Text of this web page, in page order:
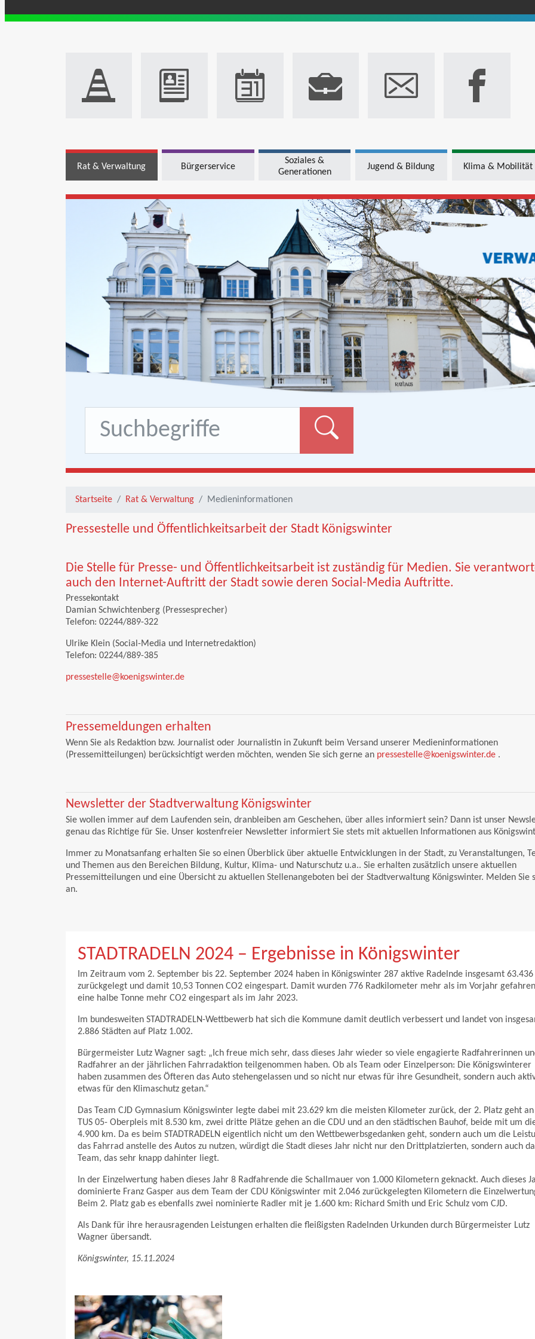
Rat & Verwaltung Bürgerservice
Soziales &
Generationen
Jugend & Bildung Klima & Mobilität
Formularschaltfläche
Startseite Rat & Verwaltung Medieninformationen
Pressestelle und Öffentlichkeitsarbeit der Stadt Königswinter
Die Stelle für Presse- und Öffentlichkeitsarbeit ist zuständig für Medien. Sie
auch den Internet-Auftritt der Stadt sowie deren Social-Media Auftritte.
Pressekontakt
Damian Schwichtenberg (Pressesprecher)
Telefon: 02244/889-322
Ulrike Klein (Social-Media und Internetredaktion)
Telefon: 02244/889-385
pressestelle@koenigswinter.de
Pressemeldungen erhalten
Wenn Sie als Redaktion bzw. Journalist oder Journalistin in Zukunft beim Versand unserer Medieninformationen
(Pressemitteilungen) berücksichtigt werden möchten, wenden Sie sich gerne an pressestelle@koenigswinter.de.
Newsletter der Stadtverwaltung Königswinter
Sie wollen immer auf dem Laufenden sein, dranbleiben am Geschehen, über alles informiert sein? Dann ist unser
genau das Richtige für Sie. Unser kostenfreier Newsletter informiert Sie stets mit aktuellen Informationen aus
Immer zu Monatsanfang erhalten Sie so einen Überblick über aktuelle Entwicklungen in der Stadt, zu Veranstaltungen,
und Themen aus den Bereichen Bildung, Kultur, Klima- und Naturschutz u.a.. Sie erhalten zusätzlich unsere aktuellen
Pressemitteilungen und eine Übersicht zu aktuellen Stellenangeboten bei der Stadtverwaltung Königswinter. Melden Sie
an.
STADTRADELN 2024 – Ergebnisse in Königswinter
Im Zeitraum vom 2. September bis 22. September 2024 haben in Königswinter 287 aktive Radelnde insgesamt 63.436
zurückgelegt und damit 10,53 Tonnen CO2 eingespart. Damit wurden 776 Radkilometer mehr als im Vorjahr
eine halbe Tonne mehr CO2 eingespart als im Jahr 2023.
Im bundesweiten STADTRADELN-Wettbewerb hat sich die Kommune damit deutlich verbessert und landet von
2.886 Städten auf Platz 1.002.
Bürgermeister Lutz Wagner sagt: „Ich freue mich sehr, dass dieses Jahr wieder so viele engagierte Radfahrerinnen
Radfahrer an der jährlichen Fahrradaktion teilgenommen haben. Ob als Team oder Einzelperson: Die Königswinterer
haben zusammen des Öfteren das Auto stehengelassen und so nicht nur etwas für ihre Gesundheit, sondern auch
etwas für den Klimaschutz getan.“
Das Team CJD Gymnasium Königswinter legte dabei mit 23.629 km die meisten Kilometer zurück, der 2. Platz geht
TUS 05- Oberpleis mit 8.530 km, zwei dritte Plätze gehen an die CDU und an den städtischen Bauhof, beide mit um
4.900 km. Da es beim STADTRADELN eigentlich nicht um den Wettbewerbsgedanken geht, sondern auch um die
das Fahrrad anstelle des Autos zu nutzen, würdigt die Stadt dieses Jahr nicht nur den Drittplatzierten, sondern auch
Team, das sehr knapp dahinter liegt.
In der Einzelwertung haben dieses Jahr 8 Radfahrende die Schallmauer von 1.000 Kilometern geknackt. Auch dieses
dominierte Franz Gasper aus dem Team der CDU Königswinter mit 2.046 zurückgelegten Kilometern die
Beim 2. Platz gab es ebenfalls zwei nominierte Radler mit je 1.600 km: Richard Smith und Eric Schulz vom CJD.
Als Dank für ihre herausragenden Leistungen erhalten die fleißigsten Radelnden Urkunden durch Bürgermeister Lutz
Wagner übersandt.
Königswinter, 15.11.2024